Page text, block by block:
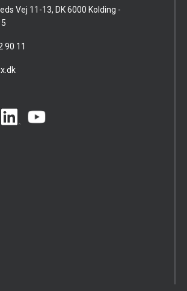
Vej 11-13, DK 6000 Kolding -
90 11